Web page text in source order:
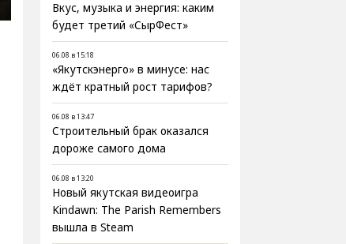
Вкус, музыка и энергия: каким
будет третий «СырФест»
06.08 в 15:18
«Якутскэнерго» в минусе: нас
ждёт кратный рост тарифов?
06.08 в 13:47
Строительный брак оказался
дороже самого дома
06.08 в 13:20
Новый якутская видеоигра
Kindawn: The Parish Remembers
вышла в Steam